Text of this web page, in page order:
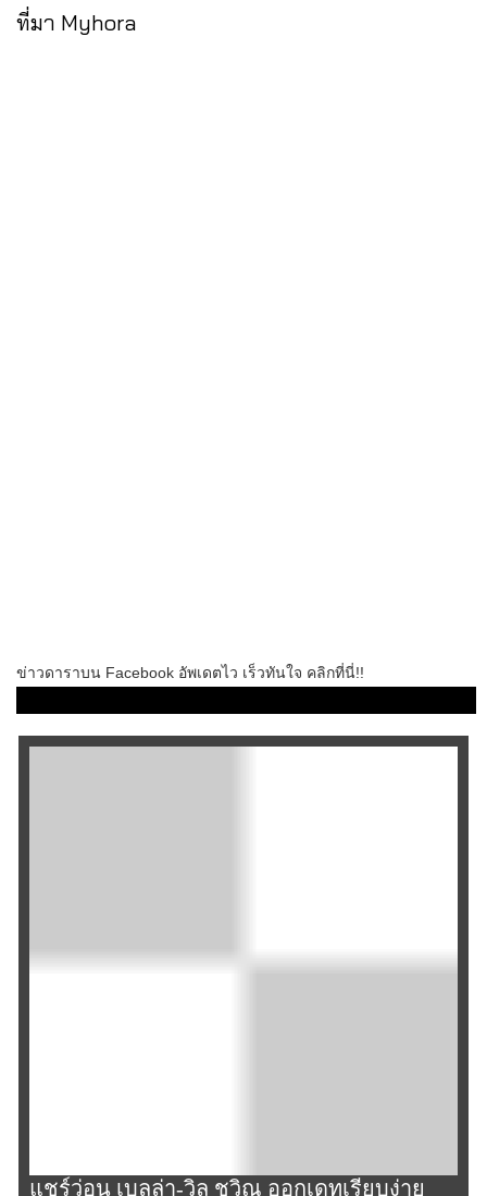
ที่มา Myhora
ข่าวดาราบน Facebook อัพเดตไว เร็วทันใจ คลิกที่นี่!!
แชร์ว่อน เบลล่า-วิล ชวิณ ออกเดทเรียบง่าย